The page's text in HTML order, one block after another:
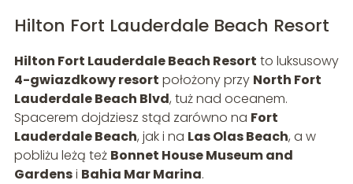
Hilton Fort Lauderdale Beach Resort
Hilton Fort Lauderdale Beach Resort to luksusowy
4-gwiazdkowy resort położony przy North Fort
Lauderdale Beach Blvd, tuż nad oceanem.
Spacerem dojdziesz stąd zarówno na Fort
Lauderdale Beach, jak i na Las Olas Beach, a w
pobliżu leżą też Bonnet House Museum and
Gardensi Bahia Mar Marina.